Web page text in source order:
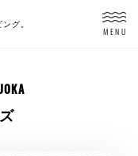
MENU
グ。